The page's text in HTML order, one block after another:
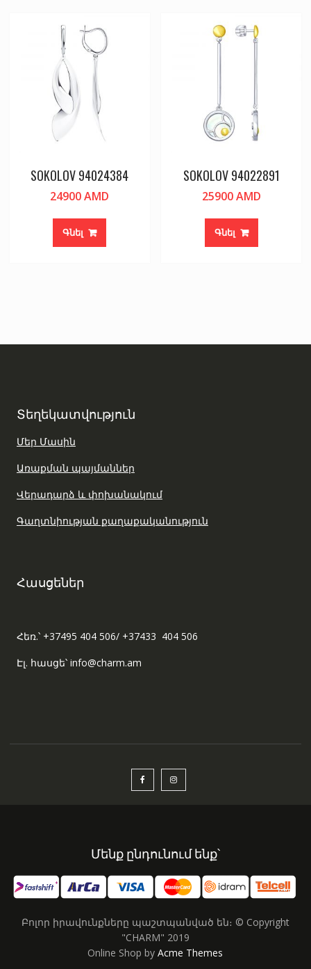
SOKOLOV 94024384
24900AMD
Գնել
SOKOLOV 94022891
25900AMD
Գնել
Տեղեկատվություն
Մեր Մասին
Առաքման պայմաններ
Վերադարձ և փոխանակում
Գաղտնիության քաղաքականություն
Հասցեներ
Հեռ.՝ +37495 404 506/ +37433 404 506
Էլ. հասցե՝ info@charm.am
Մենք ընդունում ենք՝
Բոլոր իրավունքները պաշտպանված են։ © Copyright
"CHARM" 2019
Online Shop byAcme Themes